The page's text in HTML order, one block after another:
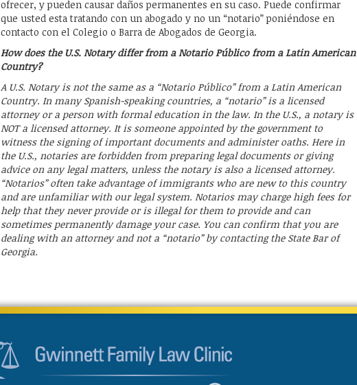
ofrecer, y pueden causar daños permanentes en su caso. Puede confirmar
que usted esta tratando con un abogado y no un “notario” poniéndose en
contacto con el Colegio o Barra de Abogados de Georgia.
How does the U.S. Notary differ from a Notario Público from a Latin American
Country?
A U.S. Notary is not the same as a “Notario Público” from a Latin American
Country. In many Spanish-speaking countries, a “notario” is a licensed
attorney or a person with formal education in the law. In the U.S., a notary is
NOT a licensed attorney. It is someone appointed by the government to
witness the signing of important documents and administer oaths. Here in
the U.S., notaries are forbidden from preparing legal documents or giving
advice on any legal matters, unless the notary is also a licensed attorney.
“Notarios” often take advantage of immigrants who are new to this country
and are unfamiliar with our legal system. Notarios may charge high fees for
help that they never provide or is illegal for them to provide and can
sometimes permanently damage your case. You can confirm that you are
dealing with an attorney and not a “notario” by contacting the State Bar of
Georgia.